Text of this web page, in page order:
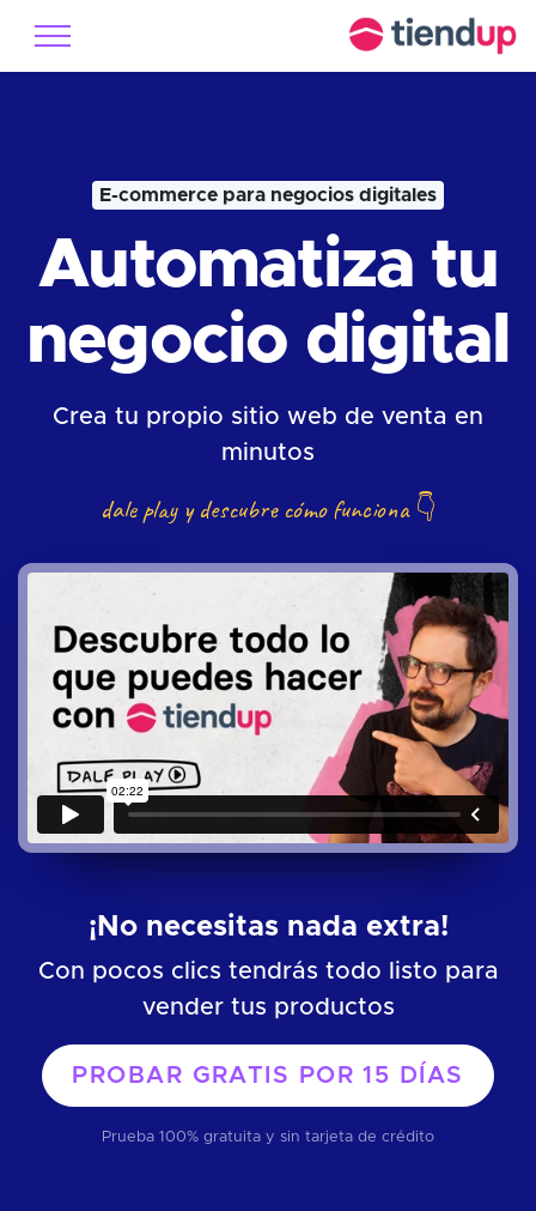
E-commerce para negocios digitales
Automatiza tu
negocio digital
Crea tu propio sitio web de venta en
minutos
dale play y descubre cómo funciona 👇
¡No necesitas nada extra!
Con pocos clics tendrás todo listo para
vender tus productos
PROBAR GRATIS POR15 DÍAS
Prueba 100% gratuita y sin tarjeta de crédito